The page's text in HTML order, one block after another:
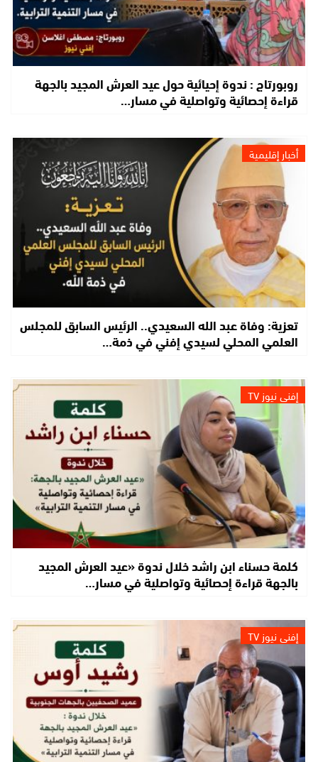
روبورتاج : ندوة إحيائية حول عيد العرش المجيد بالجهة
قراءة إحصائية وتواصلية في مسار…
أخبار إقليمية
تعزية: وفاة عبد الله السعيدي.. الرئيس السابق للمجلس
العلمي المحلي لسيدي إفني في ذمة…
إفني نيوز TV
كلمة حسناء ابن راشد خلال ندوة «عيد العرش المجيد
بالجهة قراءة إحصائية وتواصلية في مسار…
إفني نيوز TV